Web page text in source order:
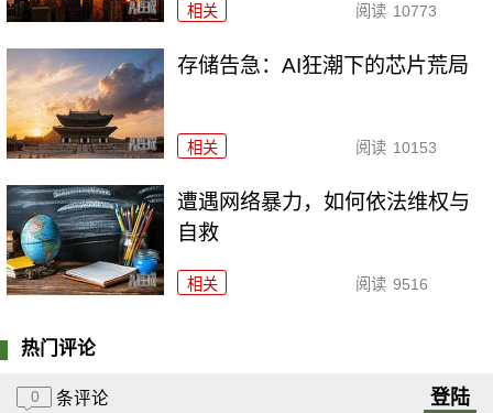
相关 阅读 10773
存储告急：AI狂潮下的芯片荒局
相关 阅读 10153
遭遇网络暴力，如何依法维权与
自救
相关 阅读 9516
热门评论
0 条评论 登陆